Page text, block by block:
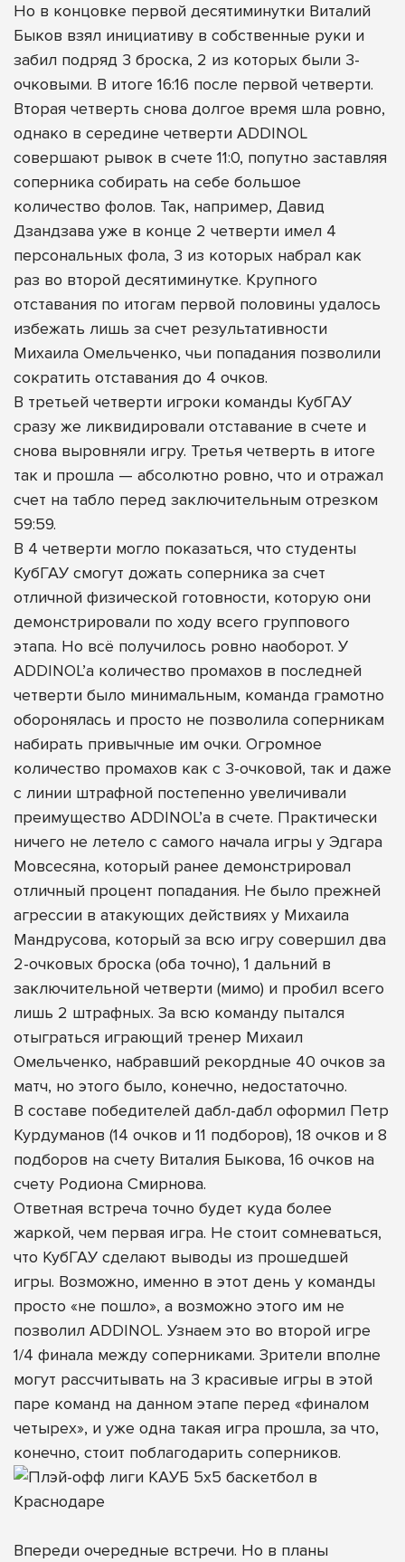
Но в концовке первой десятиминутки Виталий
Быков взял инициативу в собственные руки и
забил подряд 3 броска, 2 из которых были 3-
очковыми. В итоге 16:16 после первой четверти.
Вторая четверть снова долгое время шла ровно,
однако в середине четверти ADDINOL
совершают рывок в счете 11:0, попутно заставляя
соперника собирать на себе большое
количество фолов. Так, например, Давид
Дзандзава уже в конце 2 четверти имел 4
персональных фола, 3 из которых набрал как
раз во второй десятиминутке. Крупного
отставания по итогам первой половины удалось
избежать лишь за счет результативности
Михаила Омельченко, чьи попадания позволили
сократить отставания до 4 очков.
В третьей четверти игроки команды КубГАУ
сразу же ликвидировали отставание в счете и
снова выровняли игру. Третья четверть в итоге
так и прошла — абсолютно ровно, что и отражал
счет на табло перед заключительным отрезком
59:59.
В 4 четверти могло показаться, что студенты
КубГАУ смогут дожать соперника за счет
отличной физической готовности, которую они
демонстрировали по ходу всего группового
этапа. Но всё получилось ровно наоборот. У
ADDINOL’а количество промахов в последней
четверти было минимальным, команда грамотно
оборонялась и просто не позволила соперникам
набирать привычные им очки. Огромное
количество промахов как с 3-очковой, так и даже
с линии штрафной постепенно увеличивали
преимущество ADDINOL’а в счете. Практически
ничего не летело с самого начала игры у Эдгара
Мовсесяна, который ранее демонстрировал
отличный процент попадания. Не было прежней
агрессии в атакующих действиях у Михаила
Мандрусова, который за всю игру совершил два
2-очковых броска (оба точно), 1 дальний в
заключительной четверти (мимо) и пробил всего
лишь 2 штрафных. За всю команду пытался
отыграться играющий тренер Михаил
Омельченко, набравший рекордные 40 очков за
матч, но этого было, конечно, недостаточно.
В составе победителей дабл-дабл оформил Петр
Курдуманов (14 очков и 11 подборов), 18 очков и 8
подборов на счету Виталия Быкова, 16 очков на
счету Родиона Смирнова.
Ответная встреча точно будет куда более
жаркой, чем первая игра. Не стоит сомневаться,
что КубГАУ сделают выводы из прошедшей
игры. Возможно, именно в этот день у команды
просто «не пошло», а возможно этого им не
позволил ADDINOL. Узнаем это во второй игре
1/4 финала между соперниками. Зрители вполне
могут рассчитывать на 3 красивые игры в этой
паре команд на данном этапе перед «финалом
четырех», и уже одна такая игра прошла, за что,
конечно, стоит поблагодарить соперников.
Впереди очередные встречи. Но в планы